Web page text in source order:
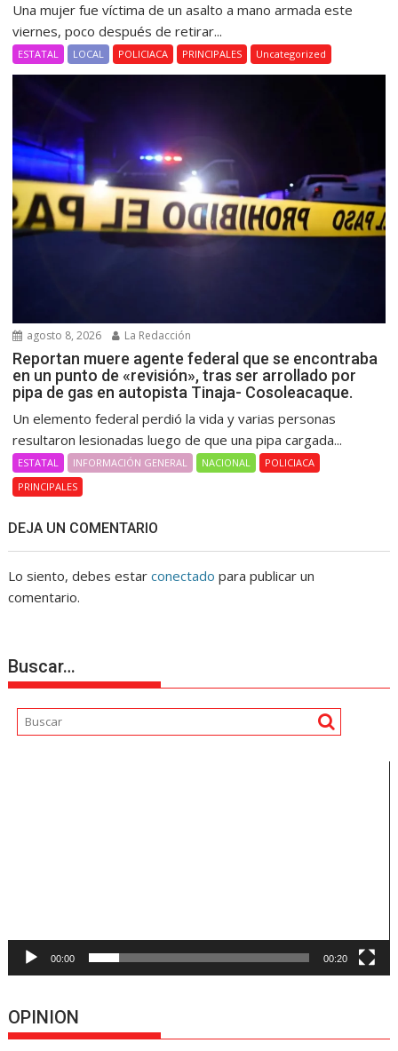
Una mujer fue víctima de un asalto a mano armada este
viernes, poco después de retirar...
ESTATAL LOCAL POLICIACA PRINCIPALES Uncategorized
agosto 8, 2026 La Redacción
Reportan muere agente federal que se encontraba
en un punto de «revisión», tras ser arrollado por
pipa de gas en autopista Tinaja- Cosoleacaque.
Un elemento federal perdió la vida y varias personas
resultaron lesionadas luego de que una pipa cargada...
ESTATAL INFORMACIÓN GENERAL NACIONAL
POLICIACA
PRINCIPALES
DEJA UN COMENTARIO
Lo siento, debes estarconectado para publicar un
comentario.
Buscar…
00:00 00:20
OPINION